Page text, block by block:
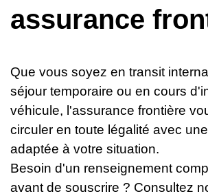
assurance
Que vous soyez en transit
séjour temporaire ou en cours
véhicule, l'assurance frontière
circuler en toute légalité avec
adaptée à votre situation.
Besoin d'un renseignement
avant de souscrire ? Consultez